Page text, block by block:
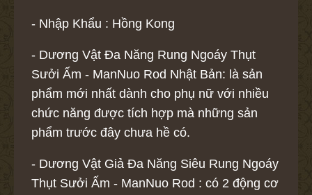
- Nhập Khẩu : Hồng Kong
- Dương Vật Đa Năng Rung Ngoáy Thụt
Sưởi Ấm - ManNuo Rod Nhật Bản: là sản
phẩm mới nhất dành cho phụ nữ với nhiều
chức năng được tích hợp mà những sản
phẩm trước đây chưa hề có.
- Dương Vật Giả Đa Năng Siêu Rung Ngoáy
Thụt Sưởi Ấm - ManNuo Rod : có 2 động cơ